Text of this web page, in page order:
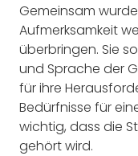
Gemeinsam
Aufmerksamkeit
überbringen. Sie
und Sprache der
für ihre
Bedürfnisse für
wichtig, dass die
gehört wird.